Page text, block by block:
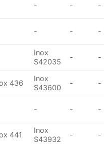
- - -
- - -
Inox
S42035
- -
436
Inox
S43600
- -
- - -
441
Inox
S43932
- -